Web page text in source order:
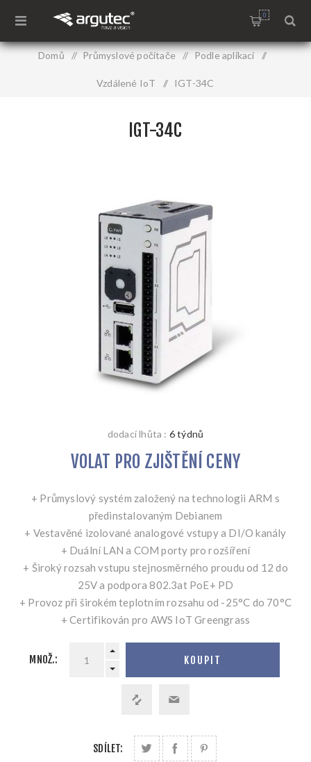
0
Domů / Průmyslové počítače / Podle aplikací /
Vzdálené IoT / IGT-34C
IGT-34C
dodací lhůta : 6 týdnů
VOLAT PRO ZJIŠTĚNÍ CENY
+ Průmyslový systém založený na technologii ARM s
předinstalovaným Debianem
+ Vestavěné izolované analogové vstupy a DI/O kanály
+ Duální LAN a COM porty pro rozšíření
+ Široký rozsah vstupu stejnosměrného proudu od 12 do
25V a podpora 802.3at PoE+ PD
+ Provoz při širokém teplotním rozsahu od -25°C do 70°C
+ Certifikován pro AWS IoT Greengrass
MNOŽ.: KOUPIT
SDÍLET: